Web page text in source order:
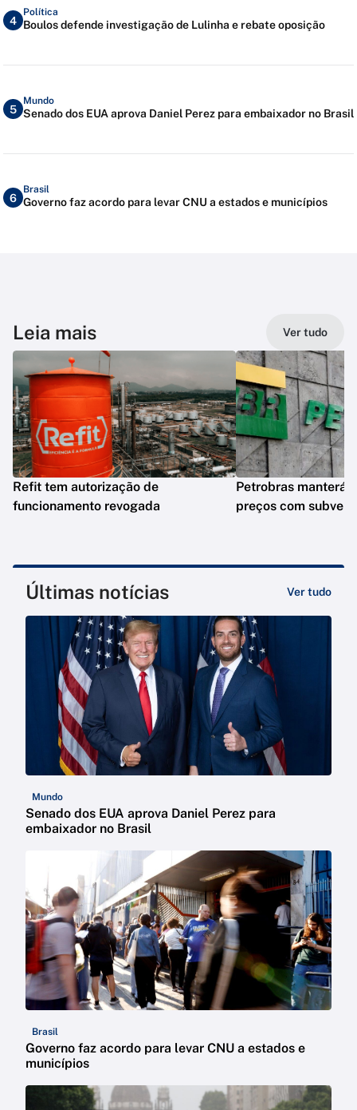
4
Política
Boulos defende investigação de Lulinha e rebate oposição
5
Mundo
Senado dos EUA aprova Daniel Perez para embaixador no Brasil
6
Brasil
Governo faz acordo para levar CNU a estados e municípios
Leia mais Ver tudo
Refit tem autorização de
funcionamento revogada
Petrobras manterá
preços com
Últimas notícias Ver tudo
Mundo
Senado dos EUA aprova Daniel Perez para
embaixador no Brasil
Brasil
Governo faz acordo para levar CNU a estados e
municípios